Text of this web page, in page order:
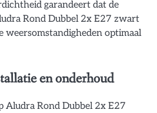
garandeert dat de
Rond Dubbel 2x E27 zwart
weersomstandigheden optimaal
en onderhoud
Aludra Rond Dubbel 2x E27